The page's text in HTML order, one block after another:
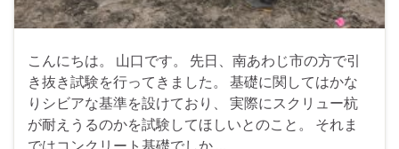
こんにちは。 山口です。 先日、南あわじ市の方で引
き抜き試験を行ってきました。 基礎に関してはかな
りシビアな基準を設けており、 実際にスクリュー杭
が耐えうるのかを試験してほしいとのこと。 それま
ではコンクリート基礎でしか …